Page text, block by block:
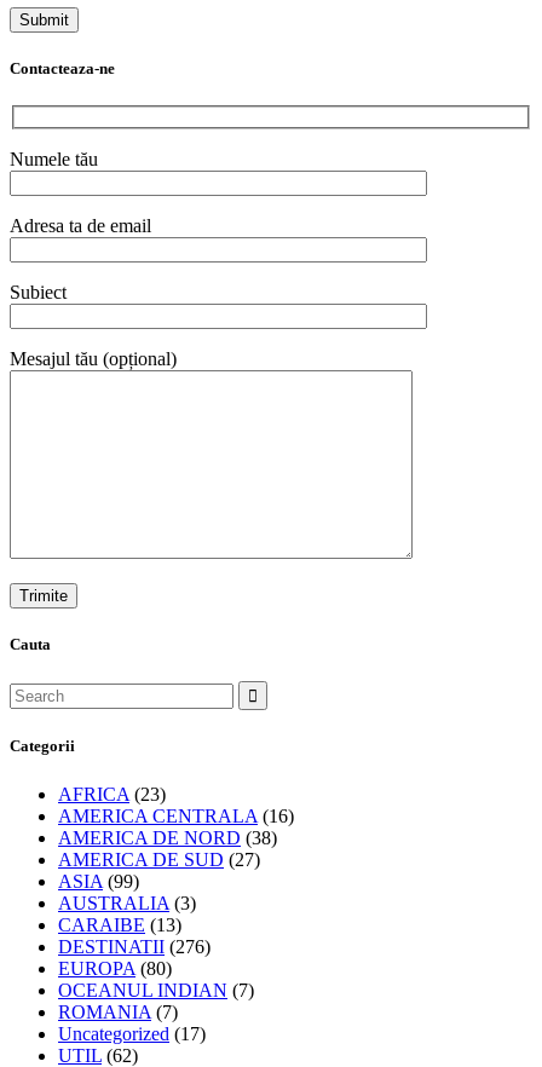
Contacteaza-ne
Numele tău
Adresa ta de email
Subiect
Mesajul tău (opțional)
Cauta
Categorii
AFRICA (23)
AMERICA CENTRALA (16)
AMERICA DE NORD (38)
AMERICA DE SUD (27)
ASIA (99)
AUSTRALIA (3)
CARAIBE (13)
DESTINATII (276)
EUROPA (80)
OCEANUL INDIAN (7)
ROMANIA (7)
Uncategorized (17)
UTIL (62)